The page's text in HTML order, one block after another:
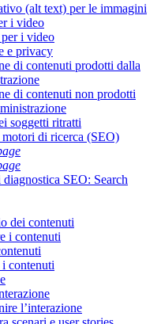
(alt text) per le immagini
i video
i video
e privacy
di contenuti prodotti dalla
di contenuti non prodotti
soggetti ritratti
di ricerca (SEO)
SEO: Search
dei contenuti
i contenuti
contenuti
l’interazione